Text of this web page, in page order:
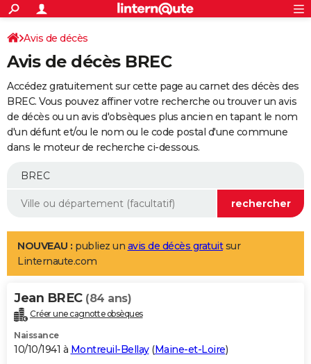
ACTUALITÉS
Politique
Société
Faits Divers
Education
Monde
Villes
+
SPORT
Coupe du monde 2026
Football
Tennis
Cyclisme
Rugby
Forum
Programme TV
TNT
Streaming
Cinéma
Sorties cinéma
Musique
+
FINANCE
Retraite
Impôts
Epargne
Immobilier
Risques naturels par ville
Banque
Assurance
Crédit
AUTO
Essais
Réserver un essai
Citadines
Berlines
SUV
Forum auto
+
Mobiles
Meilleur smartphone
Internet
Ordinateurs
Jeux vidéo
Guide high-tech
Aménagement intérieur
LIFESTYLE
Art de vivre
Bien-être
Loisirs
Mode
Modes de vie
Alimentation
Guide de la santé
Maladies
Médicaments
Sommeil
VOYAGE
Destinations
City break
Voyage nature
Voyage de noces
Forum
Climat
+PHOTO
GUIDES D'ACHAT
Avis de décès
Avis de décès BREC
Accédez gratuitement sur cette page au carnet des décès des
BREC. Vous pouvez affiner votre recherche ou trouver un avis
de décès ou un avis d'obsèques plus ancien en tapant le nom
d'un défunt et/ou le nom ou le code postal d'une commune
dans le moteur de recherche ci-dessous.
NOUVEAU : publiez un avis de décès gratuitsur
Linternaute.com
Jean BREC (84 ans)
Créer une cagnotte obsèques
Naissance
10/10/1941 à Montreuil-Bellay(Maine-et-Loire)